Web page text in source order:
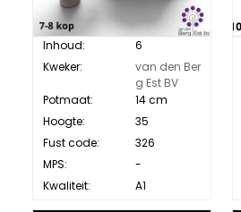
Inhoud:
6
Kweker:
van den Ber
g Est BV
Potmaat:
14 cm
Hoogte:
35
Fust code:
326
MPS:
-
Kwaliteit:
A1